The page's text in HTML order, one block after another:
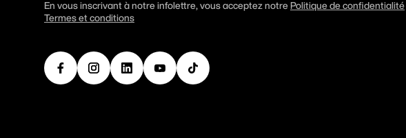
En vous inscrivant à notre infolettre, vous acceptez notre Politique de confidentialité
Termes et conditions